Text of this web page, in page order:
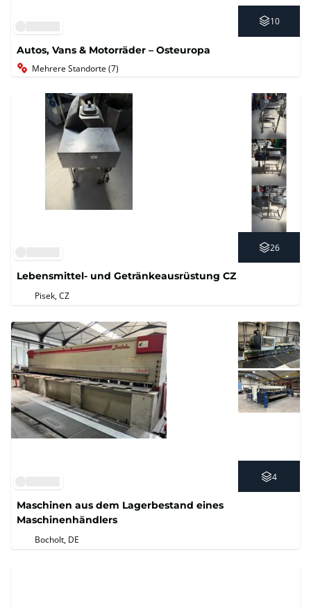
10
Autos, Vans & Motorräder – Osteuropa
Mehrere Standorte (7)
26
Lebensmittel- und Getränkeausrüstung CZ
Pisek, CZ
4
Maschinen aus dem Lagerbestand eines
Maschinenhändlers
Bocholt, DE